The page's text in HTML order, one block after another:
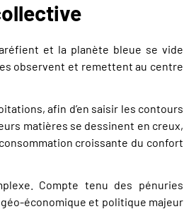
et la planète bleue se vide
observent et remettent au centre
afin d’en saisir les contours
matières se dessinent en creux,
croissante du confort
Compte tenu des pénuries
économique et politique majeur